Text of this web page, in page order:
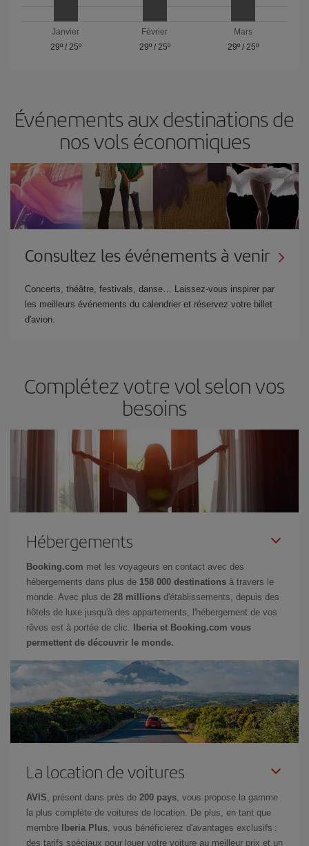
Janvier
29º/ 25º
Février
29º/ 25º
Mars
29º / 25º
Événements aux destinations de
nos vols économiques
Consultez les événements à venir
Concerts, théâtre, festivals, danse… Laissez-vous inspirer par
les meilleurs événements du calendrier et réservez votre billet
d'avion.
Complétez votre vol selon vos
besoins
Hébergements
Booking.com met les voyageurs en contact avec des
hébergements dans plus de 158 000 destinations à travers le
monde. Avec plus de 28 millions d'établissements, depuis des
hôtels de luxe jusqu'à des appartements, l'hébergement de vos
rêves est à portée de clic.
Iberia et Booking.com vous
permettent de découvrir le monde.
La location de voitures
AVIS , présent dans près de 200 pays , vous propose la gamme
la plus complète de voitures de location. De plus, en tant que
membre
Iberia Plus , vous bénéficierez d'avantages exclusifs :
des tarifs spéciaux pour louer votre voiture au meilleur prix et un